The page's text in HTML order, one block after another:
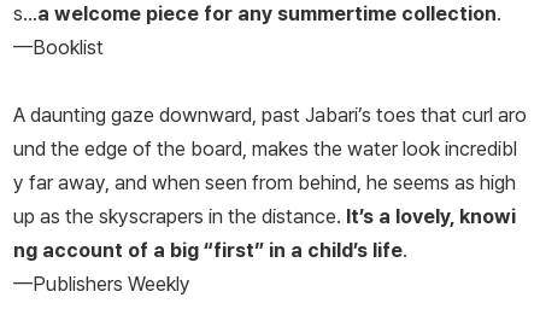
s...a welcome piece for any summertime collection.
—Booklist
A daunting gaze downward, past Jabari’s toes that curl aro
und the edge of the board, makes the water look incredibl
y far away, and when seen from behind, he seems as high
up as the skyscrapers in the distance. It’s a lovely, knowi
ng account of a big “first” in a child’s life.
—Publishers Weekly